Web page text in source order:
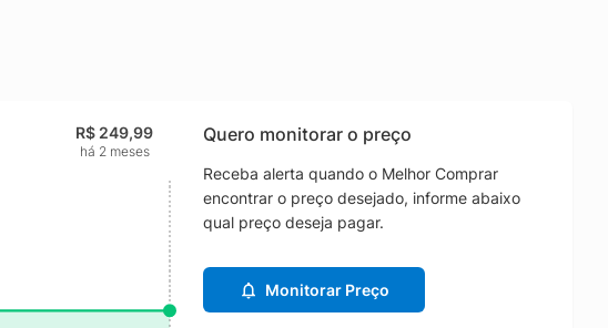
R$ 249,99
há 2 meses
Quero monitorar o preço
Receba alerta quando o Melhor Comprar
encontrar o preço desejado, informe abaixo
qual preço deseja pagar.
Monitorar Preço